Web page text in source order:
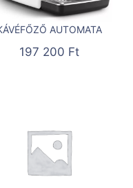
AUTOMATA
197 200 Ft